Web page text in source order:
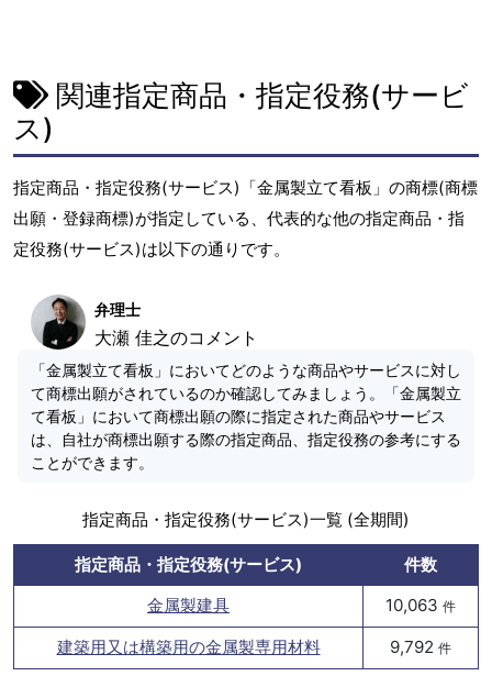
関連指定商品・指定役務(サービ
ス)
指定商品・指定役務(サービス)「金属製立て看板」の商標(商標
出願・登録商標)が指定している、代表的な他の指定商品・指
定役務(サービス)は以下の通りです。
弁理士
大瀬 佳之のコメント
「金属製立て看板」においてどのような商品やサービスに対し
て商標出願がされているのか確認してみましょう。「金属製立
て看板」において商標出願の際に指定された商品やサービス
は、自社が商標出願する際の指定商品、指定役務の参考にする
ことができます。
指定商品・指定役務(サービス)一覧 (全期間)
指定商品・指定役務(サービス)
件数
金属製建具
10,063 件
建築用又は構築用の金属製専用材料 9,792 件